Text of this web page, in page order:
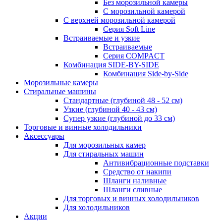
Без морозильной камеры
С морозильной камерой
С верхней морозильной камерой
Серия Soft Line
Встраиваемые и узкие
Встраиваемые
Серия СOMPACT
Комбинация SIDE-BY-SIDE
Комбинация Side-by-Side
Морозильные камеры
Стиральные машины
Стандартные (глубиной 48 - 52 см)
Узкие (глубиной 40 - 43 см)
Супер узкие (глубиной до 33 см)
Торговые и винные холодильники
Аксессуары
Для морозильных камер
Для стиральных машин
Антивибрационные подставки
Средство от накипи
Шланги наливные
Шланги сливные
Для торговых и винных холодильников
Для холодильников
Акции